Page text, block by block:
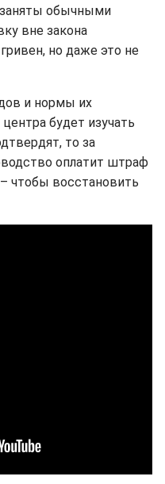
обычными
вне закона
но даже это не
и нормы их
будет изучать
то за
оплатит штраф
чтобы восстановить